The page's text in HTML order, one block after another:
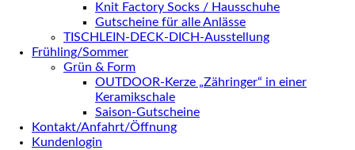
Knit Factory Socks / Hausschuhe
Gutscheine für alle Anlässe
TISCHLEIN-DECK-DICH-Ausstellung
Frühling/Sommer
Grün & Form
OUTDOOR-Kerze „Zähringer“ in einer
Keramikschale
Saison-Gutscheine
Kontakt/Anfahrt/Öffnung
Kundenlogin